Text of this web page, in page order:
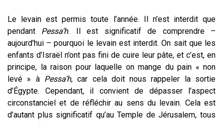
Le levain est permis toute l’année. Il n’est interdit que
pendant Pessa’h. Il est significatif de comprendre –
aujourd’hui – pourquoi le levain est interdit. On sait que les
enfants d’Israël n’ont pas fini de cuire leur pâte, et c’est, en
principe, la raison pour laquelle on mange du pain « non
levé » à Pessa’h, car cela doit nous rappeler la sortie
d’Égypte. Cependant, il convient de dépasser l’aspect
circonstanciel et de réfléchir au sens du levain. Cela est
d’autant plus significatif qu’au Temple de Jérusalem, tous